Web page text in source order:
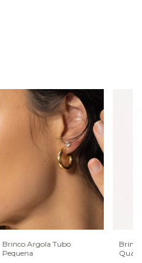
Brinco Argola Tubo
Pequena